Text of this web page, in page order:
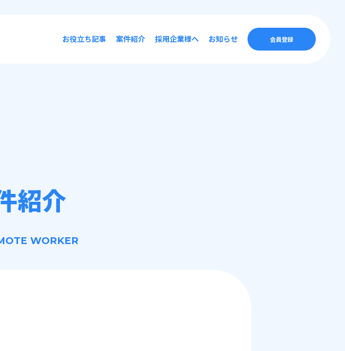
お役立ち記事 案件紹介 採用企業様へ お知らせ 会員登録
紹介
WORKER